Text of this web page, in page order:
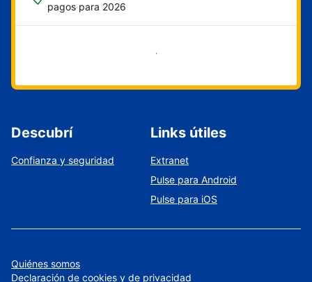
pagos para 2026
Empezar ahora
Descubrí
Confianza y seguridad
Links útiles
Extranet
Pulse para Android
Pulse para iOS
Quiénes somos
Declaración de cookies y de privacidad